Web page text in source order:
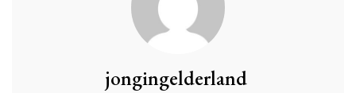
jongingelderland